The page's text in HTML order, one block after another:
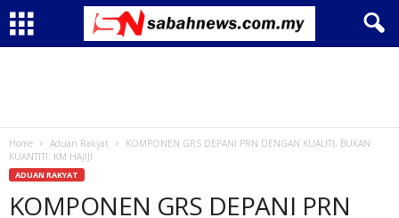
Home Aduan Rakyat
KOMPONEN GRS DEPANI PRN DENGAN KUALITI, BUKAN
KUANTITI: KM HAJIJI
ADUAN RAKYAT
KOMPONEN GRS DEPANI PRN